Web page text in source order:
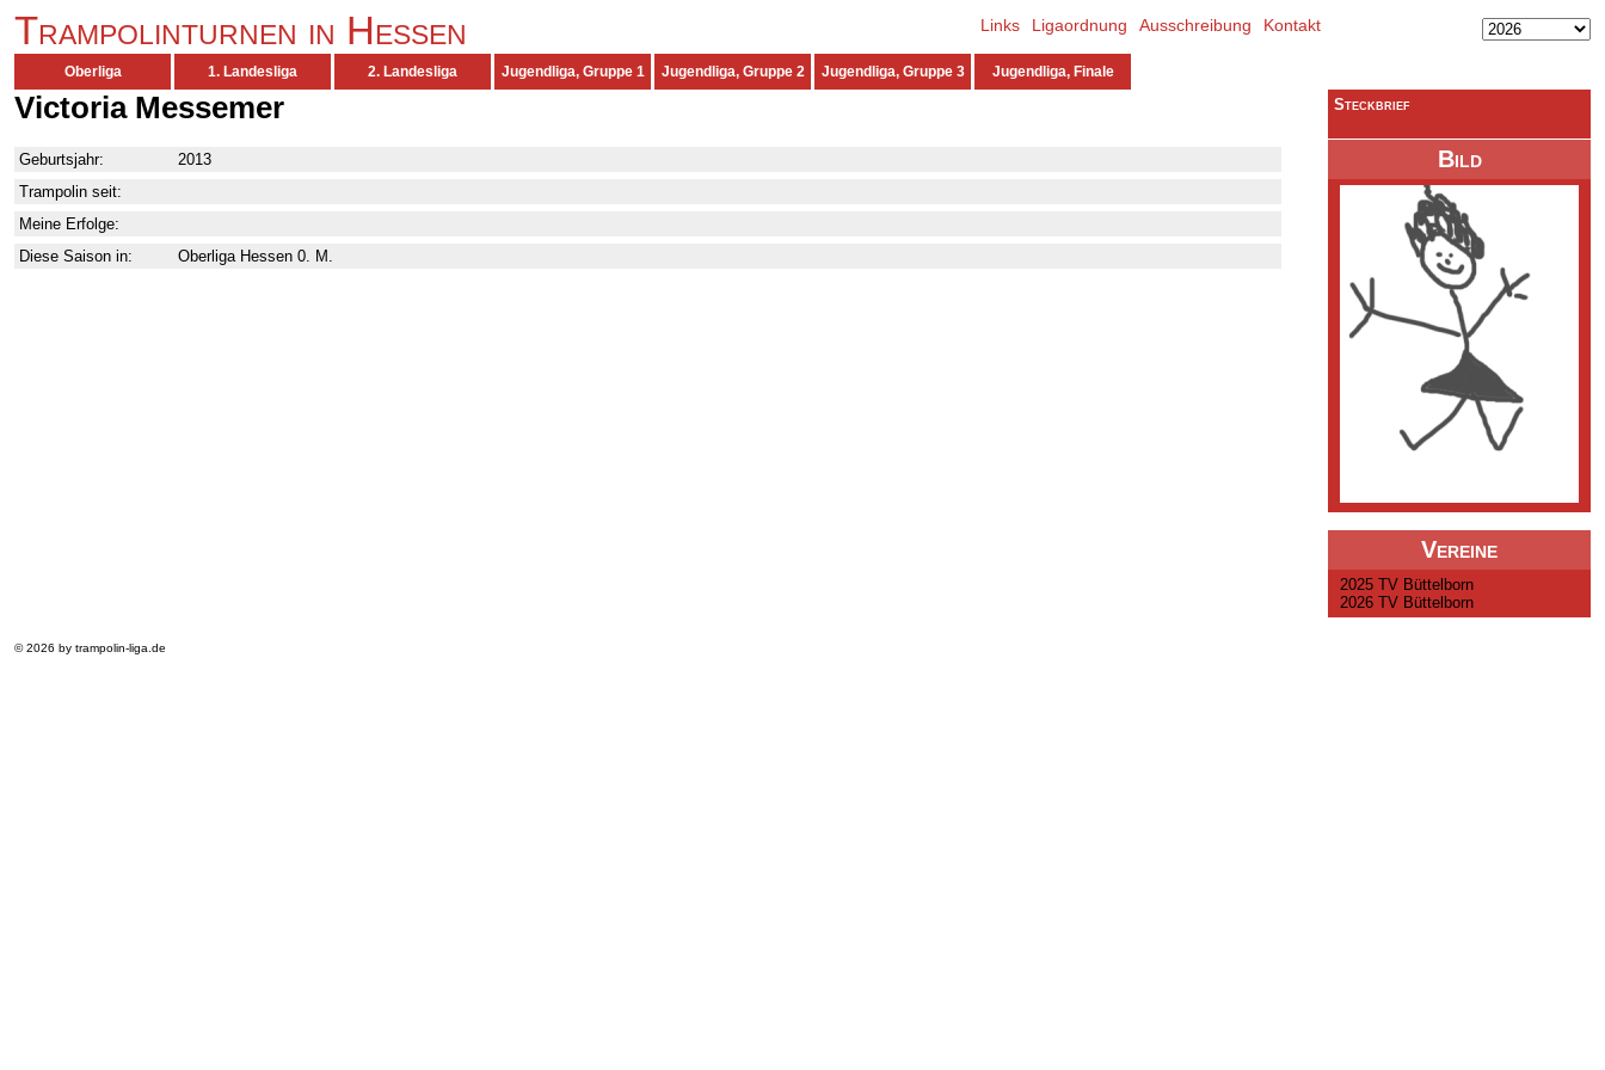
Trampolinturnen in Hessen Links Ligaordnung Ausschreibung Kontakt
Oberliga 1. Landesliga 2. Landesliga Jugendliga, Gruppe 1 Jugendliga, Gruppe 2 Jugendliga, Gruppe 3 Jugendliga, Finale
Victoria Messemer
Bild
Vereine
2025 TV Büttelborn
2026 TV Büttelborn
Steckbrief
Geburtsjahr:
2013
Trampolin seit:
Meine Erfolge:
Diese Saison in:
Oberliga Hessen 0. M.
© 2026 by trampolin-liga.de